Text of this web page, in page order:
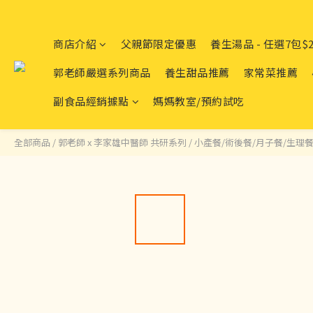
商店介紹 父親節限定優惠
養生湯品 - 任選7包
郭老師嚴選系列商品
養生甜品推薦 家常菜推薦
副食品經銷據點
媽媽教室/預約試吃
全部商品 / 郭老師 x 李家雄中醫師 共研系列 /小產餐/術後餐/月子餐/生理餐